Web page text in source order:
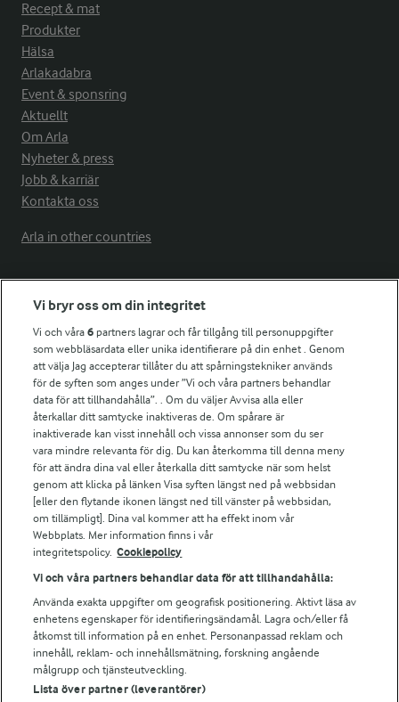
Recept & mat
Produkter
Hälsa
Arlakadabra
Event & sponsring
Aktuellt
Om Arla
Nyheter & press
Jobb & karriär
Kontakta oss
Arla in other countries
Fler Arlasajter
För ägare
Arlas kundportal
Arla.com
Falbygdens Ost
Arla webbshop
Bildbank
Följ oss
© 2026 Arla Foods
Vi bryr oss om din integritet
Vi och våra6 partners lagrar och får tillgång till personuppgifter
som webbläsardata eller unika identifierare på din enhet . Genom
att välja Jag accepterar tillåter du att spårningstekniker används
för de syften som anges under ”Vi och våra partners behandlar
data för att tillhandahålla”. . Om du väljer Avvisa alla eller
återkallar ditt samtycke inaktiveras de. Om spårare är
inaktiverade kan visst innehåll och vissa annonser som du ser
vara mindre relevanta för dig. Du kan återkomma till denna meny
för att ändra dina val eller återkalla ditt samtycke när som helst
genom att klicka på länken Visa syften längst ned på webbsidan
[eller den flytande ikonen längst ned till vänster på webbsidan,
om tillämpligt]. Dina val kommer att ha effekt inom vår
Webbplats. Mer information finns i vår
integritetspolicy. Cookiepolicy
Vi och våra partners behandlar data för att tillhandahålla:
Använda exakta uppgifter om geografisk positionering. Aktivt läsa av
enhetens egenskaper för identifieringsändamål. Lagra och/eller få
åtkomst till information på en enhet. Personanpassad reklam och
innehåll, reklam- och innehållsmätning, forskning angående
målgrupp och tjänsteutveckling.
Lista över partner (leverantörer)